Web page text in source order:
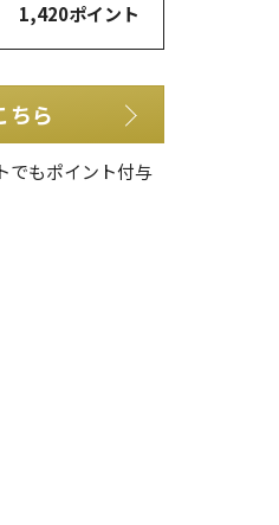
1,420ポイント
ちら
でもポイント付与